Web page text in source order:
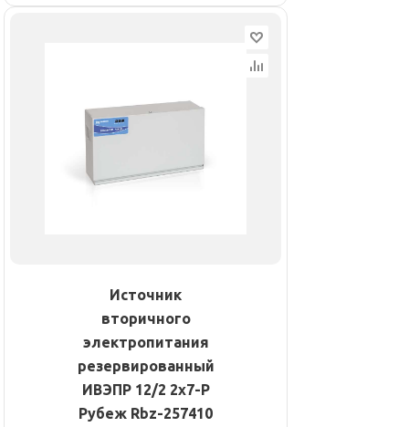
Источник
вторичного
электропитания
резервированный
ИВЭПР 12/2 2х7-Р
Рубеж Rbz-257410